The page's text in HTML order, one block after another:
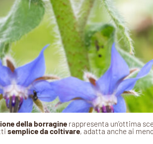
della borraginerappresenta un’ottima
semplice da coltivare, adatta anche ai